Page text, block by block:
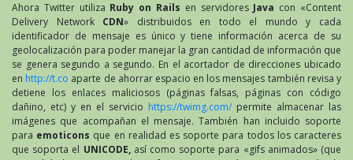
Ahora Twitter utiliza Ruby on Rails en servidores Java con «Content
Delivery Network CDN» distribuidos en todo el mundo y cada
identificador de mensaje es único y tiene información acerca de su
geolocalización para poder manejar la gran cantidad de información que
se genera segundo a segundo. En el acortador de direcciones ubicado
en http://t.co aparte de ahorrar espacio en los mensajes también revisa y
detiene los enlaces maliciosos (páginas falsas, páginas con código
dañino, etc) y en el servicio https://twimg.com/ permite almacenar las
imágenes que acompañan el mensaje. También han incluido soporte
para emoticons que en realidad es soporte para todos los caracteres
que soporta el UNICODE, así como soporte para «gifs animados» (que